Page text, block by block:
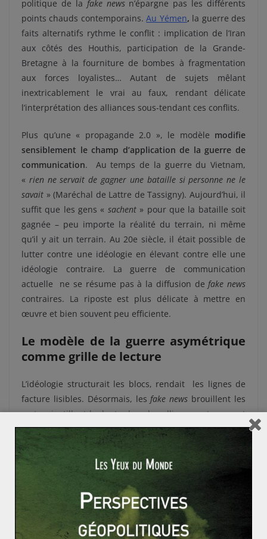
politique de la fake newsn’épargne pas les différents
points chauds contemporains.Au Yémen, la guerre des
faits alternatifs rythme le conflit : implication de l’Iran
aux côtés des Houthis, participation de la Grande-
Bretagne à la fourniture de bombes à fragmentation
aux forces loyalistes… Autant de sujets mêlant
inextricablement le vrai au faux, rendant délicate
l’interprétation des alliances sous-tendant ces conflits.
Plus qu’une « propagande 2.0 », le modèle modifie
sensiblement le champ d’application de la guerre de
communication. Au temps de la guerre du Vietnam,
« rien ne servait de gagner une bataille si personne ne le
savait » (Maréchal de Lattre de Tassigny). Aujourd’hui, il
suffit que les gens « sachent » pour que la bataille soit
gagnée – peu importe la réalité du terrain, ni même
qu’il y ait un terrain. Au 20e siècle, il était possible de
lutter contre une idéologie en élevant contre elle une
idéologie contraire. La guerre de communication
actuelle ne se résume pas à la diffusion defake news
contraires. La riposte est plus délicate à mettre en
œuvre et bien souvent peu efficiente.
Le modèle de la guerre asymétrique
comme grille de lecture
L’idéologie structurait les blocs, rendait les lignes de
facture lisibles. Désormais, lesfake news brouillent les
cartes, instillent le doute dans les alliances, et peuvent
même renverser les accords. Il fallait 20 ans pour
installer une idéologie, à coups de révolutions, de
purges et de culte de la personnalité. Il suffit
maintenant de deux clics pour diffuser une
Les États peinent à trouver des réponses contre cette
nouvelle forme de guerre asymétrique. Les tentatives
de juguler ces diffusions se heurtent bien souvent aux
limites de nos modèles occidentaux (Premier